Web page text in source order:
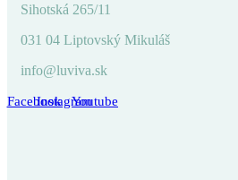
Sihotská 265/11
031 04 Liptovský Mikuláš
info@luviva.sk
FacebookInstagramYoutube